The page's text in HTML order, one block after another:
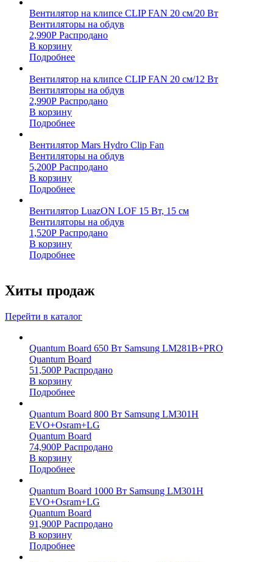
Вентилятор на клипсе CLIP FAN 20 см/20 Вт
Вентиляторы на обдув
2,990Р Распродано
В корзину
Подробнее
Вентилятор на клипсе CLIP FAN 20 см/12 Вт
Вентиляторы на обдув
2,990Р Распродано
В корзину
Подробнее
Вентилятор Mars Hydro Clip Fan
Вентиляторы на обдув
5,200Р Распродано
В корзину
Подробнее
Вентилятор LuazON LOF 15 Вт, 15 см
Вентиляторы на обдув
1,520Р Распродано
В корзину
Подробнее
Хиты продаж
Перейти в каталог
Quantum Board 650 Вт Samsung LM281B+PRO
Quantum Board
51,500Р Распродано
В корзину
Подробнее
Quantum Board 800 Вт Samsung LM301H
EVO+Osram+LG
Quantum Board
74,900Р Распродано
В корзину
Подробнее
Quantum Board 1000 Вт Samsung LM301H
EVO+Osram+LG
Quantum Board
91,900Р Распродано
В корзину
Подробнее